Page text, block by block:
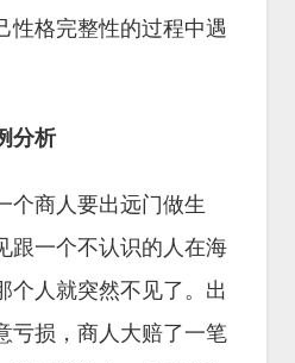
性格完整性的过程中遇
分析
商人要出远门做生
跟一个不认识的人在海
个人就突然不见了。出
亏损，商人大赔了一笔